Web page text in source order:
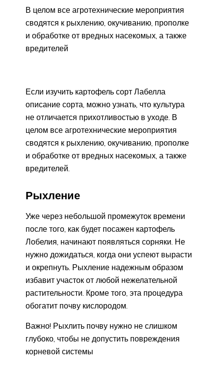
В целом все агротехнические мероприятия
сводятся к рыхлению, окучиванию, прополке
и обработке от вредных насекомых, а также
вредителей
Если изучить картофель сорт Лабелла
описание сорта, можно узнать, что культура
не отличается прихотливостью в уходе. В
целом все агротехнические мероприятия
сводятся к рыхлению, окучиванию, прополке
и обработке от вредных насекомых, а также
вредителей.
Рыхление
Уже через небольшой промежуток времени
после того, как будет посажен картофель
Лобелия, начинают появляться сорняки. Не
нужно дожидаться, когда они успеют вырасти
и окрепнуть. Рыхление надежным образом
избавит участок от любой нежелательной
растительности. Кроме того, эта процедура
обогатит почву кислородом.
Важно! Рыхлить почву нужно не слишком
глубоко, чтобы не допустить повреждения
корневой системы